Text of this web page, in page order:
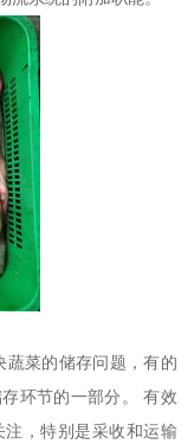
蔬菜的储存问题，有的
环节的一部分。 有效
，特别是采收和运输